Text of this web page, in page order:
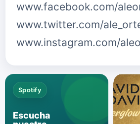
www.facebook.com/
www.twitter.com/
www.instagram.com/
Spotify
Escucha